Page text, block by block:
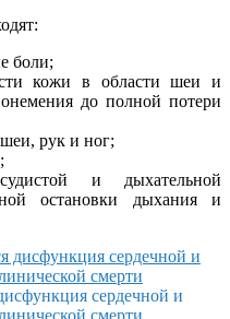
боли;
кожи в области шеи и
до полной потери
рук и ног;
и дыхательной
остановки дыхания и
сердечной и